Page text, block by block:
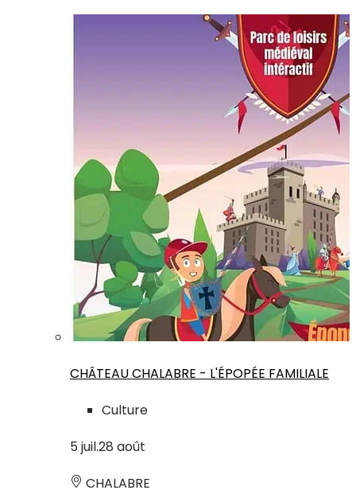
CHÂTEAU CHALABRE - L'ÉPOPÉE FAMILIALE
Culture
5 juil.28 août
CHALABRE